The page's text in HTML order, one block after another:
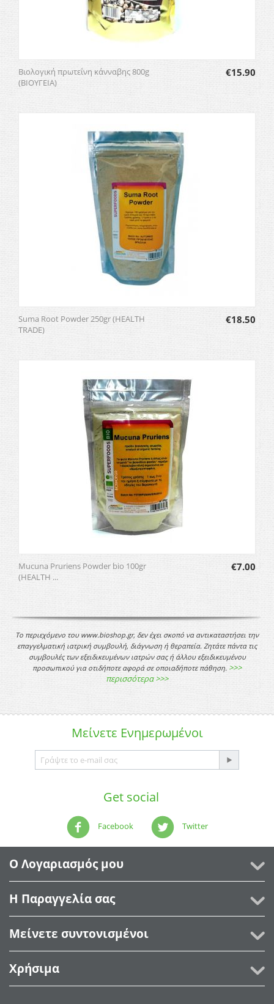
Βιολογική πρωτεΐνη κάνναβης 800g
(ΒΙΟΥΓΕΙΑ)
€15.90
Suma Root Powder 250gr (HEALTH
TRADE)
€18.50
Mucuna Pruriens Powder bio 100gr
(HEALTH ...
€7.00
Το περιεχόμενο του www.bioshop.gr, δεν έχει σκοπό να αντικαταστήσει την
επαγγελματική ιατρική συμβουλή, διάγνωση ή θεραπεία. Ζητάτε πάντα τις
συμβουλές των εξειδικευμένων ιατρών σας ή άλλου εξειδικευμένου
προσωπικού για οτιδήποτε αφορά σε οποιαδήποτε πάθηση. >>>
περισσότερα >>>
Μείνετε Ενημερωμένοι
Get social
Facebook Twitter
Ο Λογαριασμός μου
Η Παραγγελία σας
Μείνετε συντονισμένοι
Χρήσιμα